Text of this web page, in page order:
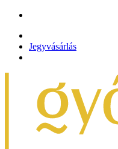
Jegyvásárlás